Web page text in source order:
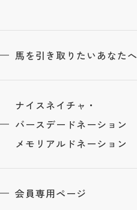
馬を引き取りたいあなたへ
ナイスネイチャ・
バースデードネーション
メモリアルドネーション
会員専用ページ